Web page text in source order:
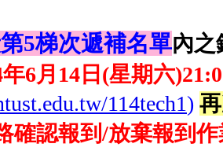
5梯次遞補名單內之
年6月14日(星期六
114tech1)
確認報到/放棄報到作